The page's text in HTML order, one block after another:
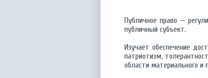
Публичное право —
публичный субъект.
Изучает обеспечение
патриотизм,
области материального и